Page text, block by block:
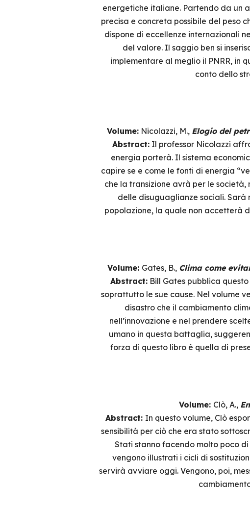
energetiche italiane. Partendo da un
precisa e concreta possibile del peso
dispone di eccellenze internazionali
del valore. Il saggio ben si
implementare al meglio il PNRR, in
conto dello
Volume:Nicolazzi, M., Elogio del
Abstract:Il professor Nicolazzi
energia porterà. Il sistema
capire se e come le fonti di energia
che la transizione avrà per le
delle disuguaglianze sociali. Sarà
popolazione, la quale non accetterà
Volume: Gates, B., Clima come
Abstract:Bill Gates pubblica
soprattutto le sue cause. Nel volume
disastro che il cambiamento
nell’innovazione e nel prendere
umano in questa battaglia,
forza di questo libro è quella di
Volume: Clò, A.,
Abstract: In questo volume, Clò
sensibilità per ciò che era stato
Stati stanno facendo molto poco
vengono illustrati i cicli di
servirà avviare oggi. Vengono, poi,